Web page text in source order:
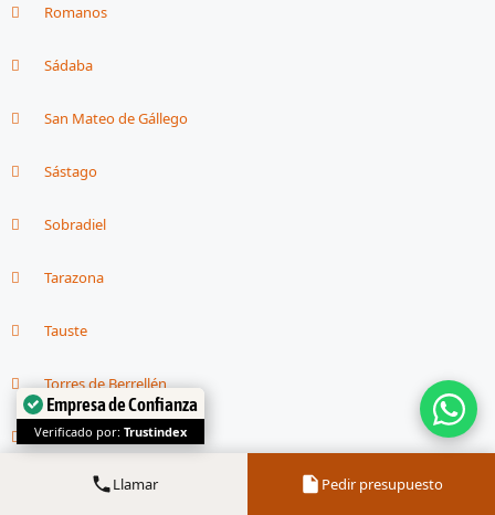
Romanos
Sádaba
San Mateo de Gállego
Sástago
Sobradiel
Tarazona
Tauste
Torres de Berrellén
Utebo
Villamayor de Gállego
Llamar Pedir presupuesto
Empresa de Confianza
Verificado por: Trustindex